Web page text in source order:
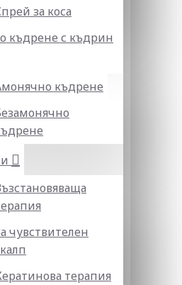
за коса
къдрене с къдрин
къдрене
чувствителен
терапия